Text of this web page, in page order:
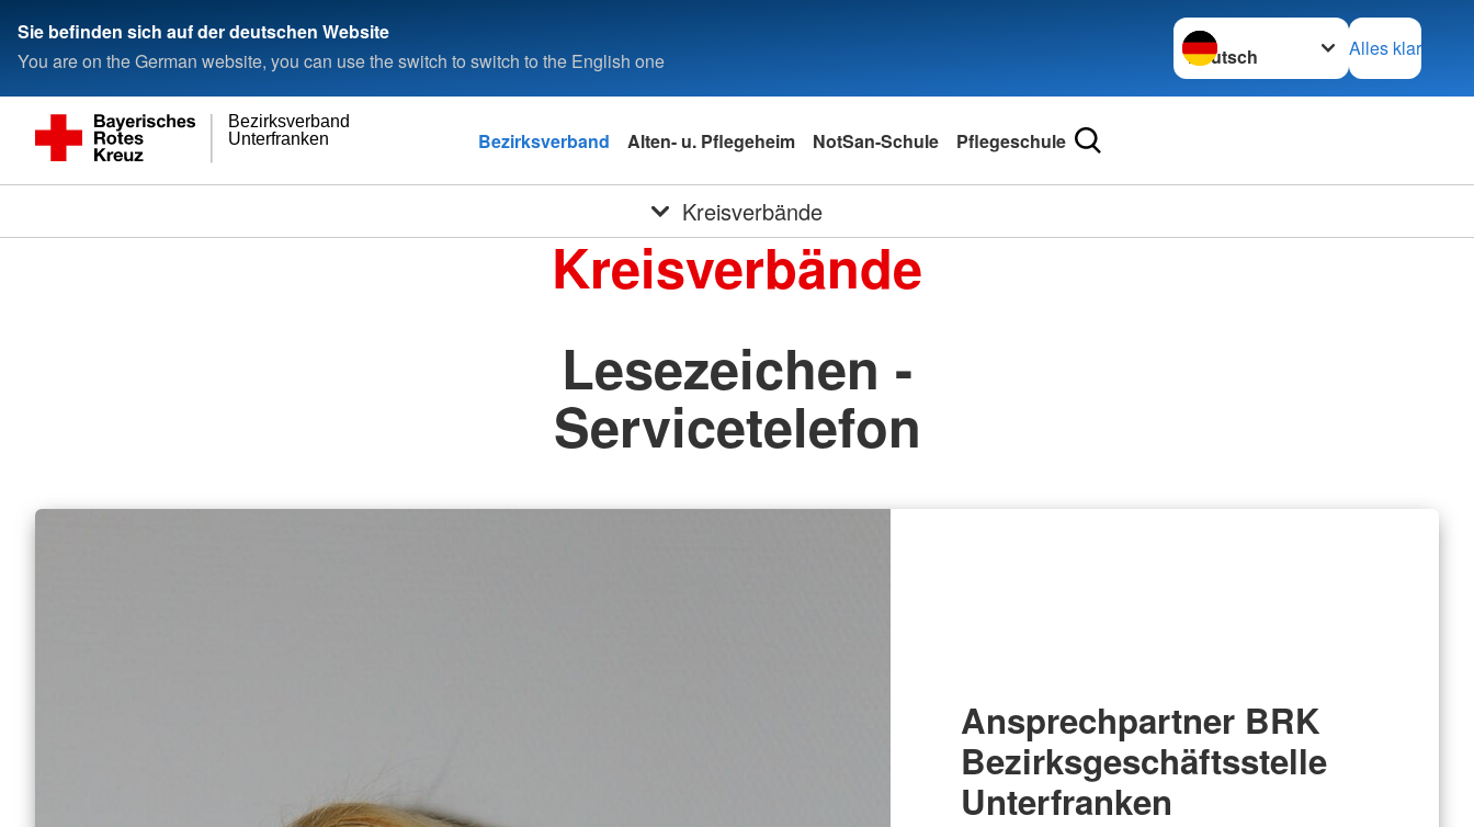
Sie befinden sich auf der deutschen Website
You are on the German website, you can use the switch to switch to the English one
Sprache wechseln zu
Alles klar
Unterfranken
Bezirksverband
Bezirksverband Alten- u. Pflegeheim NotSan-Schule Pflegeschule
Kreisverbände
Kreisverbände
Lesezeichen -
Servicetelefon
Ansprechpartner BRK
Bezirksgeschäftsstelle
Unterfranken